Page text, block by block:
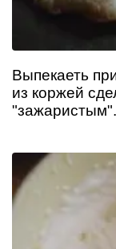
Выпекаеть
из коржей